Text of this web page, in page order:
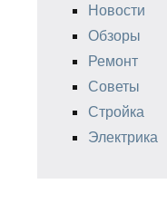
Новости
Обзоры
Ремонт
Советы
Стройка
Электрика